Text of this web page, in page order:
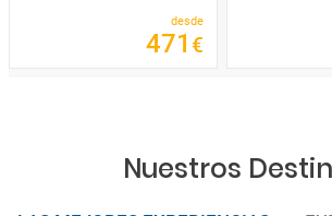
desde
471 €
Nuestros